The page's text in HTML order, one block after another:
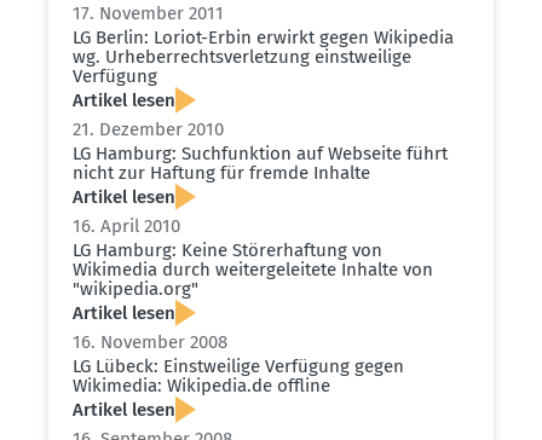
17. November 2011
LG Berlin: Loriot-Erbin erwirkt gegen Wikipedia
wg. Urheber­rechts­ver­letzung einst­weilige
Verfügung
Artikel lesen
21. Dezember 2010
LG Hamburg: Suchfunktion auf Webseite führt
nicht zur Haftung für fremde Inhalte
Artikel lesen
16. April 2010
LG Hamburg: Keine Störer­haftung von
Wikimedia durch weiter­ge­leitete Inhalte von
"wikipedia.​org"
Artikel lesen
16. November 2008
LG Lübeck: Einst­weilige Verfügung gegen
Wikimedia: Wikipedia.​de offline
Artikel lesen